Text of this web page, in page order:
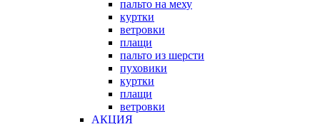
пальто на меху
куртки
ветровки
плащи
пальто из шерсти
пуховики
куртки
плащи
ветровки
АКЦИЯ